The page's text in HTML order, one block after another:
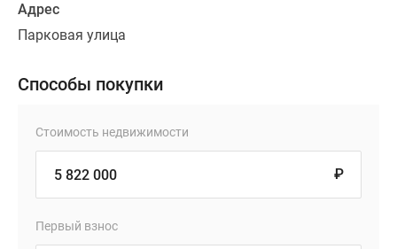
Адрес
Парковая улица
Способы покупки
Стоимость недвижимости
₽
Первый взнос